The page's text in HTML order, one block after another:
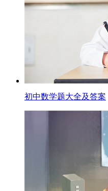
初中数学题大全及答案